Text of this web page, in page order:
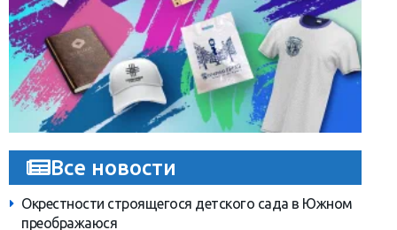
Все новости
Окрестности строящегося детского сада в Южном
преображаюся